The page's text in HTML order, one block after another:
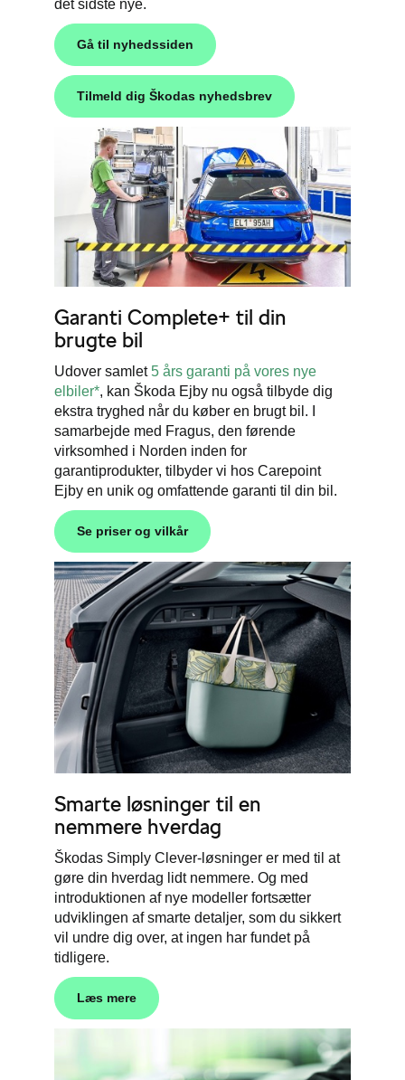
det sidste nye.
Gå til nyhedssiden
Tilmeld dig Škodas nyhedsbrev
Garanti Complete+ til din
brugte bil
Udover samlet 5 års garanti på vores nye
elbiler*, kan Škoda Ejby nu også tilbyde dig
ekstra tryghed når du køber en brugt bil. I
samarbejde med Fragus, den førende
virksomhed i Norden inden for
garantiprodukter, tilbyder vi hos Carepoint
Ejby en unik og omfattende garanti til din bil.
Se priser og vilkår
Smarte løsninger til en
nemmere hverdag
Škodas Simply Clever-løsninger er med til at
gøre din hverdag lidt nemmere. Og med
introduktionen af nye modeller fortsætter
udviklingen af smarte detaljer, som du sikkert
vil undre dig over, at ingen har fundet på
tidligere.
Læs mere